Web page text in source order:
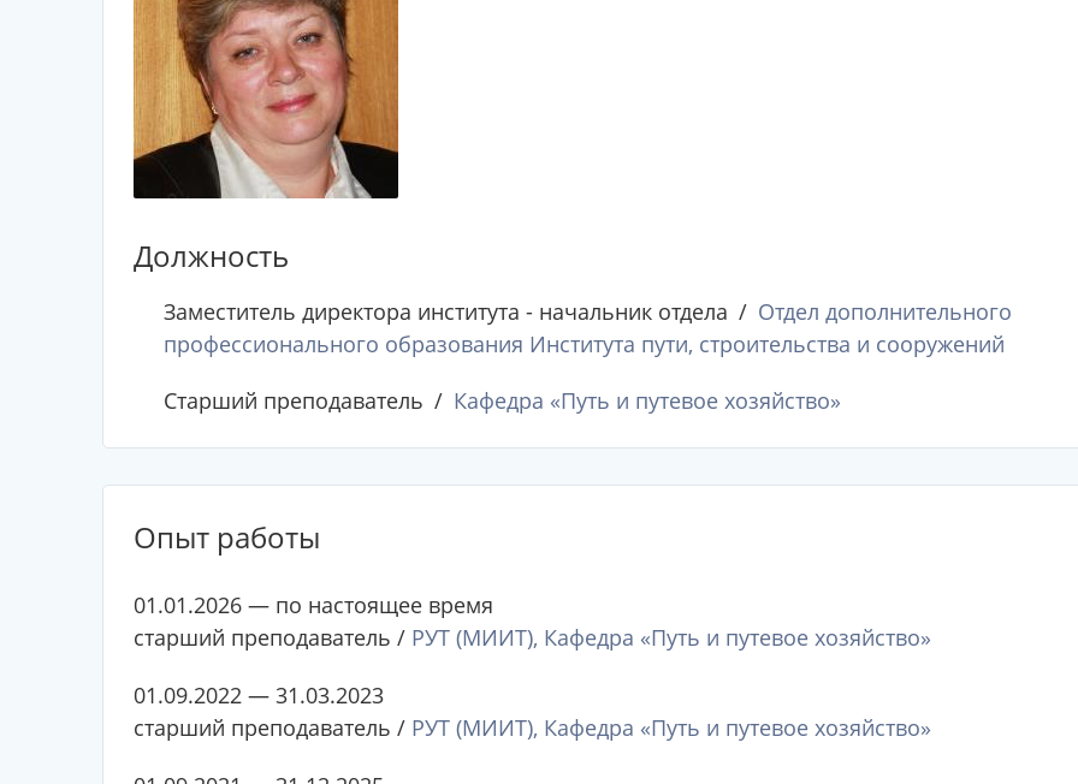
Должность
Заместитель директора института - начальник отдела
Отдел дополнительного
профессионального образования Института пути, строительства и сооружений
Старший преподаватель
Кафедра «Путь и путевое хозяйство»
Опыт работы
01.01.2026 — по настоящее время
старший преподаватель / РУТ (МИИТ), Кафедра «Путь и путевое хозяйство»
01.09.2022 — 31.03.2023
старший преподаватель / РУТ (МИИТ), Кафедра «Путь и путевое хозяйство»